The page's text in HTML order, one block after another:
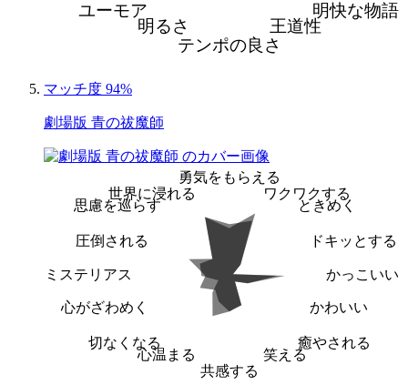
明快な物語
王道性
テンポの良さ
明るさ
ユーモア
マッチ度 94%
劇場版 青の祓魔師
勇気をもらえる
ワクワクする
ときめく
ドキッとする
かっこいい
かわいい
癒やされる
笑える
共感する
心温まる
切なくなる
心がざわめく
ミステリアス
圧倒される
思慮を巡らす
世界に浸れる